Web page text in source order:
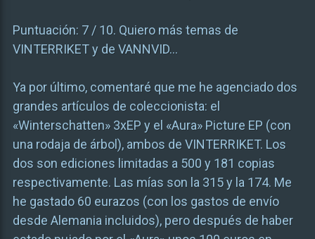
Puntuación: 7 / 10. Quiero más temas de
VINTERRIKET y de VANNVID…
Ya por último, comentaré que me he agenciado dos
grandes artículos de coleccionista: el
«Winterschatten» 3xEP y el «Aura» Picture EP (con
una rodaja de árbol), ambos de VINTERRIKET. Los
dos son ediciones limitadas a 500 y 181 copias
respectivamente. Las mías son la 315 y la 174. Me
he gastado 60 eurazos (con los gastos de envío
desde Alemania incluidos), pero después de haber